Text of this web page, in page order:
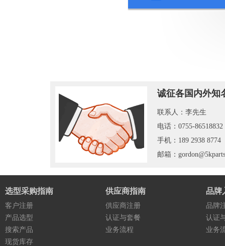
诚征各国内外知
联系人：李先生
电话：0755-86518832
手机：189 2938 8774
邮箱：
选型采购指南
客户注册
产品选型
搜索产品
现货库存
供应商指南
供应商注册
认证与套餐
业务流程
品牌
品牌
认证
业务